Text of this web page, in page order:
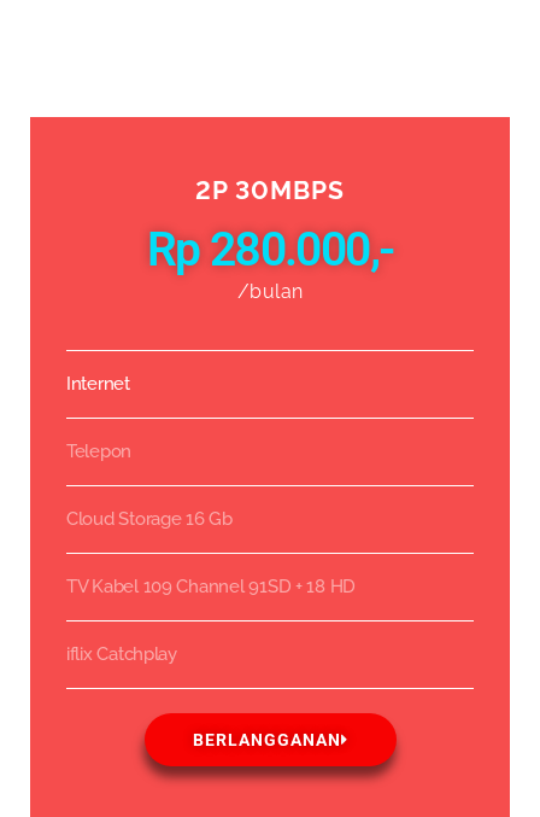
2P 30MBPS
Rp 280.000,-
/bulan
Internet
Telepon
Cloud Storage 16 Gb
TV Kabel 109 Channel 91SD + 18 HD
iflix Catchplay
BERLANGGANAN